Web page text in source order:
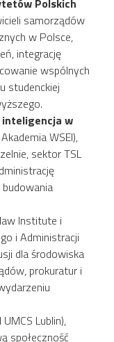
Polskich
samorządów
w Polsce,
integrację
wspólnych
studenckiej
w
WSEI),
sektor TSL
Institute i
i Administracji
dla środowiska
prokuratur i
UMCS Lublin),
społeczność